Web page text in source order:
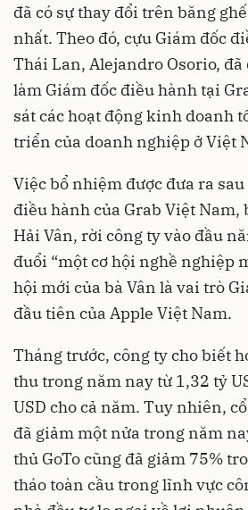
đã có sự thay đổi trên băng
nhất. Theo đó, cựu Giám đốc
Thái Lan, Alejandro Osorio,
làm Giám đốc điều hành tại
sát các hoạt động kinh doanh
triển của doanh nghiệp ở Việt
Việc bổ nhiệm được đưa ra
điều hành của Grab Việt Nam,
Hải Vân, rời công ty vào đầu
đuổi “một cơ hội nghề nghiệp
hội mới của bà Vân là vai trò
đầu tiên của Apple Việt Nam.
Tháng trước, công ty cho biết
thu trong năm nay từ 1,32 tỷ
USD cho cả năm. Tuy nhiên,
đã giảm một nửa trong năm
thủ GoTo cũng đã giảm 75%
tháo toàn cầu trong lĩnh vực